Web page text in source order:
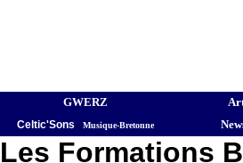
GWERZ
Celtic'Sons - Musique-Bretonne
Les Formations